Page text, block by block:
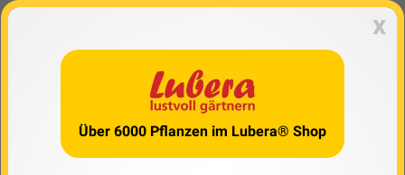
x
Über 6000 Pflanzen im Lubera® Shop